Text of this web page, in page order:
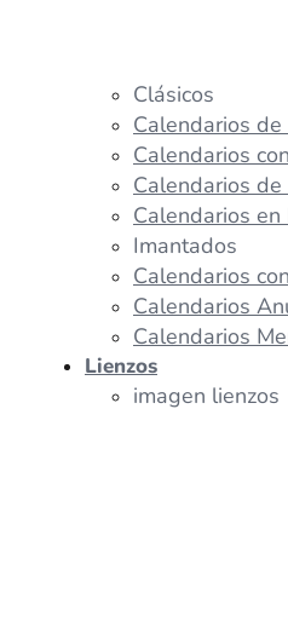
Clásicos
Calendarios de
Calendarios
Calendarios de
Calendarios en
Imantados
Calendarios
Calendarios
Calendarios
Lienzos
imagen lienzos